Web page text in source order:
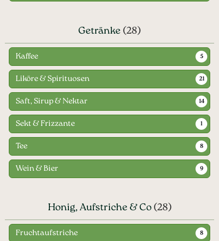
Getränke (28)
Kaffee 5
Liköre & Spirituosen 21
Saft, Sirup & Nektar 14
Sekt & Frizzante 1
Tee 8
Wein & Bier 9
Honig, Aufstriche & Co (28)
Fruchtaufstriche 8